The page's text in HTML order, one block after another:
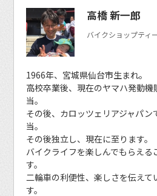
高橋 新一郎
バイクショップティ
1966年、宮城県仙台市生まれ。
高校卒業後、現在のヤマハ発動機
当。
その後、カロッツェリアジャパン
当。
その後独立し、現在に至ります。
バイクライフを楽しんでもらえる
す。
二輪車の利便性、楽しさを伝えて
す。